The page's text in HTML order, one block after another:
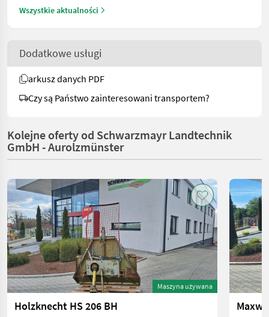
Wszystkie aktualności
Dodatkowe usługi
arkusz danych PDF
Czy są Państwo zainteresowani transportem?
Kolejne oferty od Schwarzmayr Landtechnik
GmbH - Aurolzmünster
Maszyna używana
Holzknecht HS 206 BH